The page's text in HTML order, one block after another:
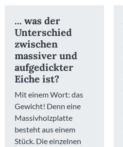
... was der
Unterschied
zwischen
massiver und
aufgedickter
Eiche ist?
Mit einem Wort: das
Gewicht! Denn eine
Massivholzplatte
besteht aus einem
Stück. Die einzelnen